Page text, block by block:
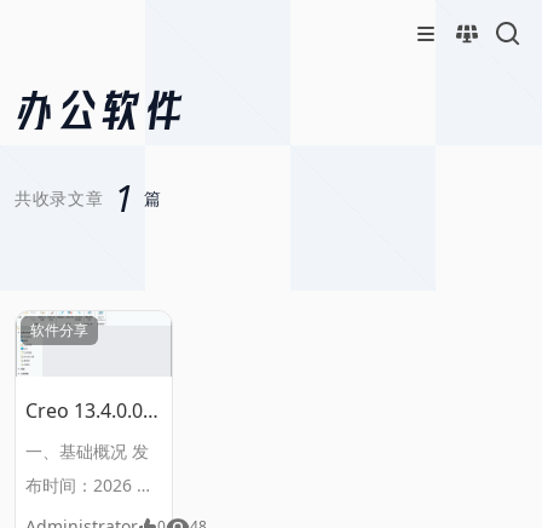
办公软件
共收录文章 1 篇
软件分享
Creo 13.4.0.0
中文绿色免安装
版下载
一、基础概况 发
布时间：2026 年
6 月正式推出，属